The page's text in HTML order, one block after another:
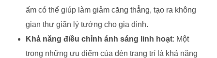
ấm có thể giúp làm giảm căng thẳng, tạo ra không
gian thư giãn lý tưởng cho gia đình.
Khả năng điều chỉnh ánh sáng linh hoạt: Một
trong những ưu điểm của đèn trang trí là khả năng